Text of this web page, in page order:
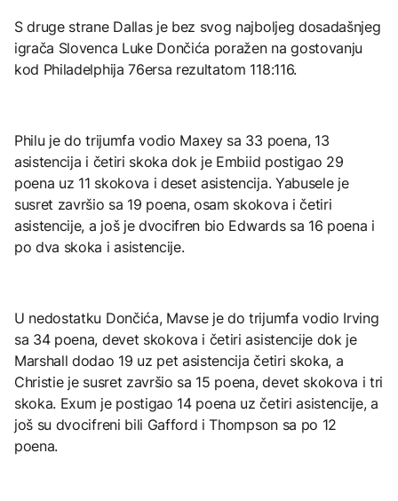
S druge strane Dallas je bez svog najboljeg dosadašnjeg
igrača Slovenca Luke Dončića poražen na gostovanju
kod Philadelphija 76ersa rezultatom 118:116.
Philu je do trijumfa vodio Maxey sa 33 poena, 13
asistencija i četiri skoka dok je Embiid postigao 29
poena uz 11 skokova i deset asistencija. Yabusele je
susret završio sa 19 poena, osam skokova i četiri
asistencije, a još je dvocifren bio Edwards sa 16 poena i
po dva skoka i asistencije.
U nedostatku Dončića, Mavse je do trijumfa vodio Irving
sa 34 poena, devet skokova i četiri asistencije dok je
Marshall dodao 19 uz pet asistencija četiri skoka, a
Christie je susret završio sa 15 poena, devet skokova i tri
skoka. Exum je postigao 14 poena uz četiri asistencije, a
još su dvocifreni bili Gafford i Thompson sa po 12
poena.